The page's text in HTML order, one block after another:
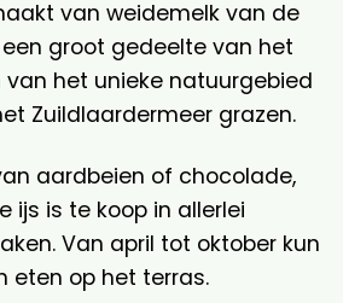
van weidemelk van de
groot gedeelte van het
het unieke natuurgebied
Zuildlaardermeer grazen.
aardbeien of chocolade,
ijs is te koop in allerlei
Van april tot oktober kun
eten op het terras.